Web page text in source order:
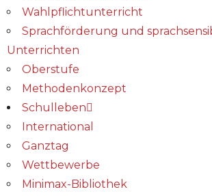
Wahlpflichtunterricht
Sprachförderung und
Unterrichten
Oberstufe
Methodenkonzept
Schulleben
International
Ganztag
Wettbewerbe
Minimax-Bibliothek​